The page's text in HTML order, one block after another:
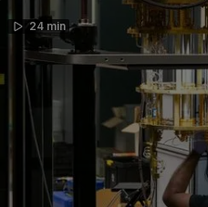
24 min